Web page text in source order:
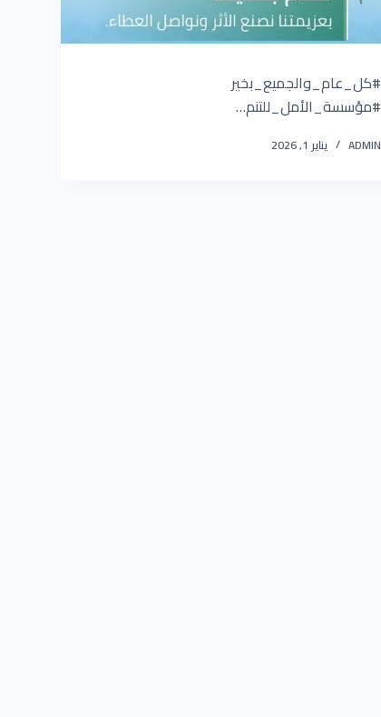
#كل_عام_والجميع_بخير
#مؤسسة_الأمل_للتنم…
ADMIN يناير 1, 2026